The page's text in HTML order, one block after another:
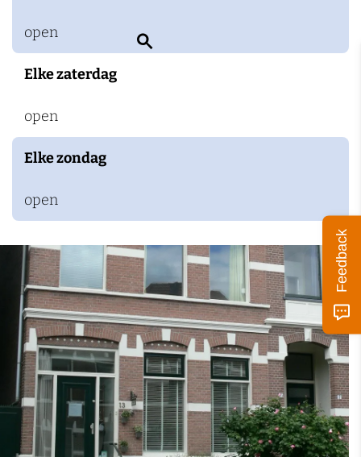
e
open
Elke zaterdag
open
Elke zondag
open
Feedback